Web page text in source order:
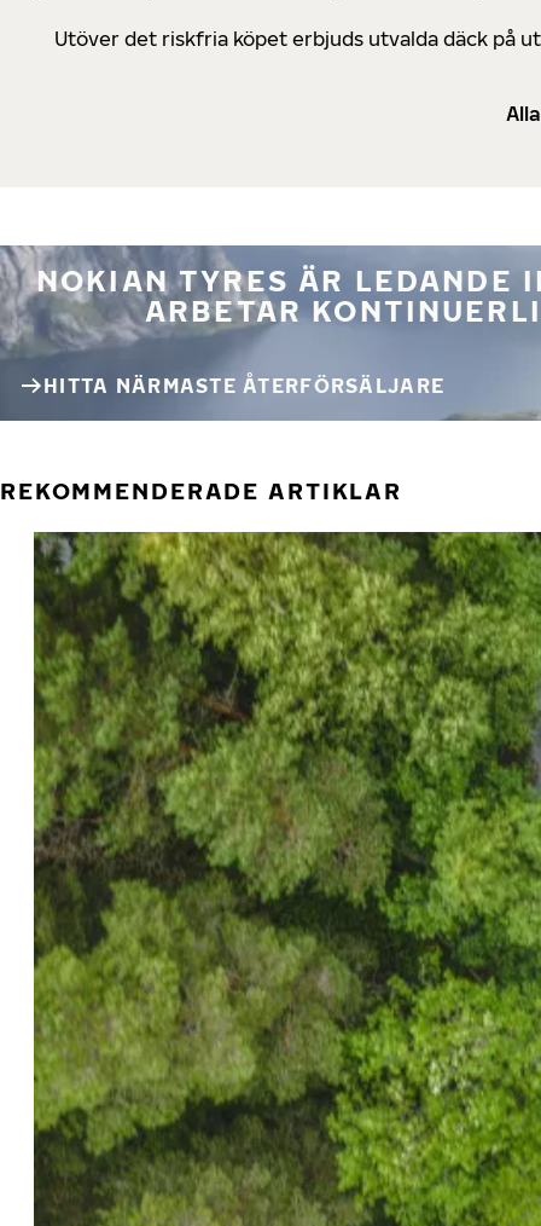
Utöver det riskfria köpet erbjuds utvalda däck på
NOKIAN TYRES ÄR LEDANDE
ARBETAR
HITTA NÄRMASTE ÅTERFÖRSÄLJARE
REKOMMENDERADE ARTIKLAR